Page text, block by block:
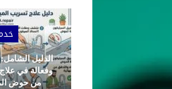
الدليل
وفعالة في
من حوض